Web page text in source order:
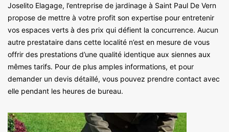
Joselito Elagage, l’entreprise de jardinage à Saint Paul De Vern
propose de mettre à votre profit son expertise pour entretenir
vos espaces verts à des prix qui défient la concurrence. Aucun
autre prestataire dans cette localité n’est en mesure de vous
offrir des prestations d’une qualité identique aux siennes aux
mêmes tarifs. Pour de plus amples informations, et pour
demander un devis détaillé, vous pouvez prendre contact avec
elle pendant les heures de bureau.